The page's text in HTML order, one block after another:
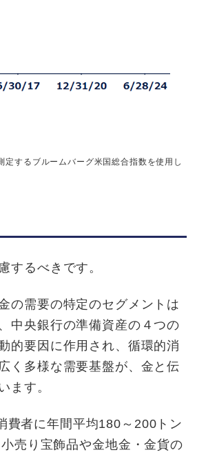
するブルームバーグ米国総合指数を使用し
するべきです。
の需要の特定のセグメントは
中央銀行の準備資産の４つの
的要因に作用され、循環的消
く多様な需要基盤が、金と伝
ます。
費者に年間平均180～200トン
売り宝飾品や金地金・金貨の